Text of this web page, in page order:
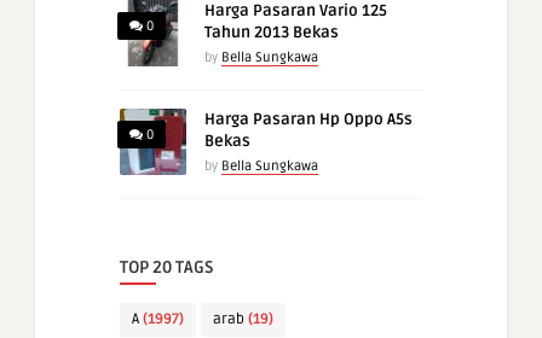
0
Harga Pasaran Vario 125
Tahun 2013 Bekas
by Bella Sungkawa
0
Harga Pasaran Hp Oppo A5s
Bekas
by Bella Sungkawa
TOP 20 TAGS
A (1997) arab (19)